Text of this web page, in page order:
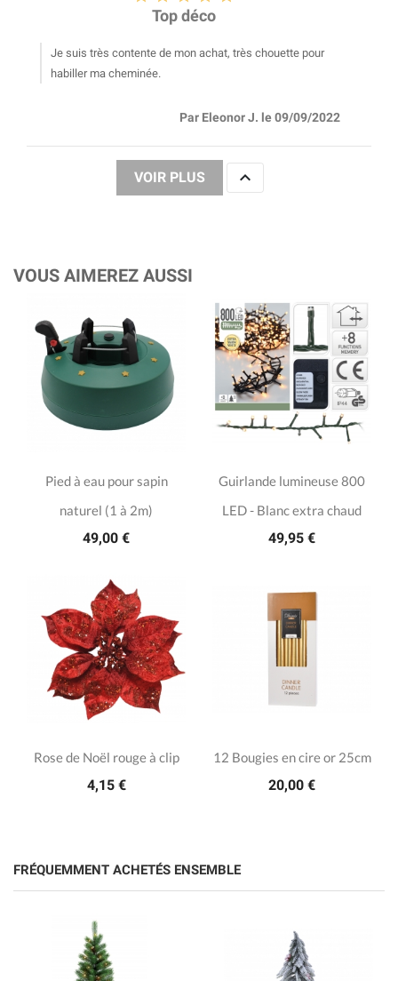
Top déco
Je suis très contente de mon achat, très chouette pour
habiller ma cheminée.
Par Eleonor J. le 09/09/2022
VOIR PLUS 
VOUS AIMEREZ AUSSI
Pied à eau pour sapin
naturel (1 à 2m)
49,00 €
Guirlande lumineuse 800
LED - Blanc extra chaud
49,95 €
Rose de Noël rouge à clip
4,15 €
12 Bougies en cire or 25cm
20,00 €
FRÉQUEMMENT ACHETÉS ENSEMBLE